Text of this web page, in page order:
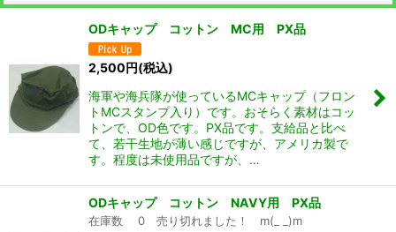
ODキャップ コットン MC用 PX品
2,500円(税込)
海軍や海兵隊が使っているMCキャップ（フロン
トMCスタンプ入り）です。おそらく素材はコッ
トンで、OD色です。PX品です。支給品と比べ
て、若干生地が薄い感じですが、アメリカ製で
す。程度は未使用品ですが、…
ODキャップ コットン NAVY用 PX品
在庫数 0 売り切れました！ m(_ _)m